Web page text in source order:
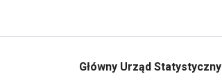
Główny Urząd Statystyczny